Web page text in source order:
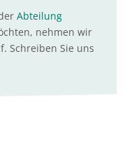
Abteilung
nehmen wir
Schreiben Sie uns